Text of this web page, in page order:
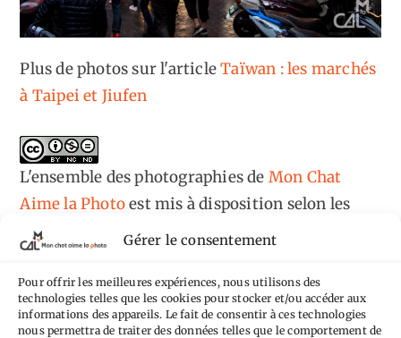
Gérer le consentement
Pour offrir les meilleures expériences, nous utilisons des
technologies telles que les cookies pour stocker et/ou accéder aux
informations des appareils. Le fait de consentir à ces technologies
nous permettra de traiter des données telles que le comportement de
Plus de photos sur l'articleTaïwan : les marchés
à Taipei et Jiufen
L'ensemble des photographiesde Mon Chat
Aime la Photoest mis à disposition selon les
termes de la
licence Creative Commons
Pas de Modification 4.0 International.
Fondé(e) sur une œuvre dehttps://mcalp.fr.